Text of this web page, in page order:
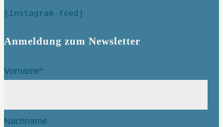
[instagram-feed]
Anmeldung zum Newsletter
Vorname*
Nachname